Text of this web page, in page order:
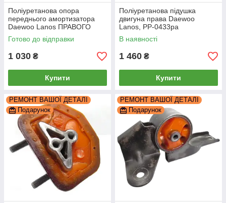
Поліуретанова опора
переднього амортизатора
Daewoo Lanos ПРАВОГО
РЕКОНСТРУКЦІЯ ВАШОЇ,
PP-0428br
Готово до відправки
1 030 ₴
Купити
Поліуретанова підушка
двигуна права Daewoo
Lanos, PP-0433pa
В наявності
1 460 ₴
Купити
РЕМОНТ ВАШОЇ ДЕТАЛІ
Подарунок
РЕМОНТ ВАШОЇ ДЕТАЛІ
Подарунок